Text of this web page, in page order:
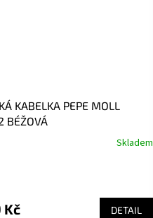
KABELKA PEPE MOLL
BÉŽOVÁ
Skladem
Kč DETAIL